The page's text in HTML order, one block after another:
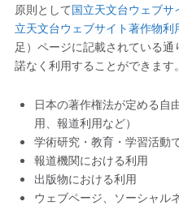
原則として国立天文台ウェブ
立天文台ウェブサイト著作物利
足）ページに記載されている
諾なく利用することができます。
日本の著作権法が定める自
用、報道利用など）
学術研究・教育・学習活動
報道機関における利用
出版物における利用
ウェブページ、ソーシャル